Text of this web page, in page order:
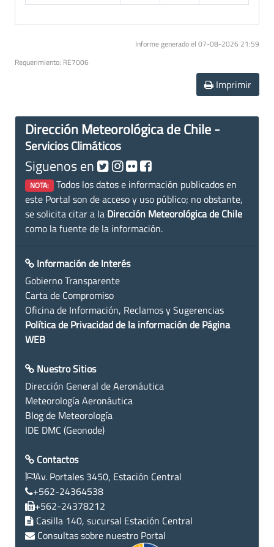
Informe generado el 07-08-2026 21:59
Requerimiento: RE7006
Imprimir
Dirección Meteorológica de Chile -
Servicios Climáticos
Siguenos en
NOTA: Todos los datos e información publicados en
este Portal son de acceso y uso público; no obstante,
se solicita citar a la Dirección Meteorológica de Chile
como la fuente de la información.
Información de Interés
Gobierno Transparente
Carta de Compromiso
Oficina de Información, Reclamos y Sugerencias
Política de Privacidad de la información de Página
WEB
Nuestro Sitios
Dirección General de Aeronáutica
Meteorología Aeronáutica
Blog de Meteorología
IDE DMC (Geonode)
Contactos
Av. Portales 3450, Estación Central
+562-24364538
+562-24378212
Casilla 140, sucursal Estación Central
Consultas sobre nuestro Portal